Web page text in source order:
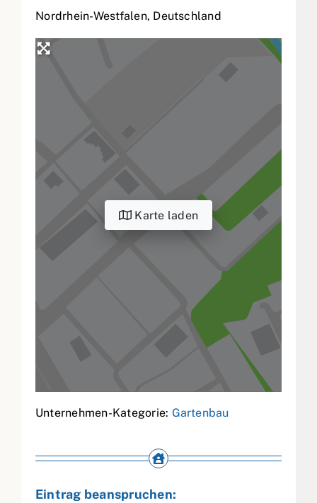
Nordrhein-Westfalen, Deutschland
Karte laden
Unternehmen-Kategorie: Gartenbau
Eintrag beanspruchen: